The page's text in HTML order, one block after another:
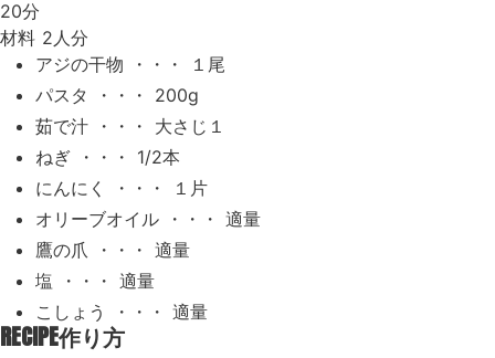
20分
材料 2人分
アジの干物 ・・・ １尾
パスタ ・・・ 200g
茹で汁 ・・・ 大さじ１
ねぎ ・・・ 1/2本
にんにく ・・・ １片
オリーブオイル ・・・ 適量
鷹の爪 ・・・ 適量
塩 ・・・ 適量
こしょう ・・・ 適量
RECIPE作り方